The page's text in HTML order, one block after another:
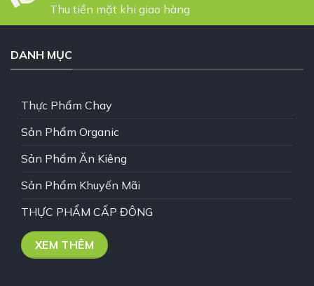
Thu tiền mặt khi giao hàng
DANH MỤC
Thực Phẩm Chay
Sản Phẩm Organic
Sản Phẩm Ăn Kiêng
Sản Phẩm Khuyến Mãi
THỰC PHẨM CẤP ĐÔNG
XEM THÊM